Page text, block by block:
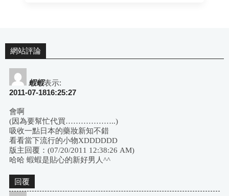
網站評論
蝦蝦表示:
2011-07-1816:25:27
會啊
(因為要幫忙代買………………..)
吸收一點日本的藥妝新知不錯
看看當下流行的小物XDDDDDD
版主回覆：(07/20/2011 12:38:26 AM)
哈哈 蝦蝦是貼心的新好男人^^
回覆